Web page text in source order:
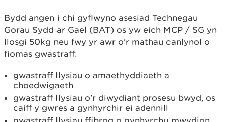
Bydd angen i chi gyflwyno asesiad Technegau
Gorau Sydd ar Gael (BAT) os yw eich MCP / SG yn
llosgi 50kg neu fwy yr awr o'r mathau canlynol o
fiomas gwastraff:
gwastraff llysiau o amaethyddiaeth a
choedwigaeth
gwastraff llysiau o'r diwydiant prosesu bwyd, os
caiff y gwres a gynhyrchir ei adennill